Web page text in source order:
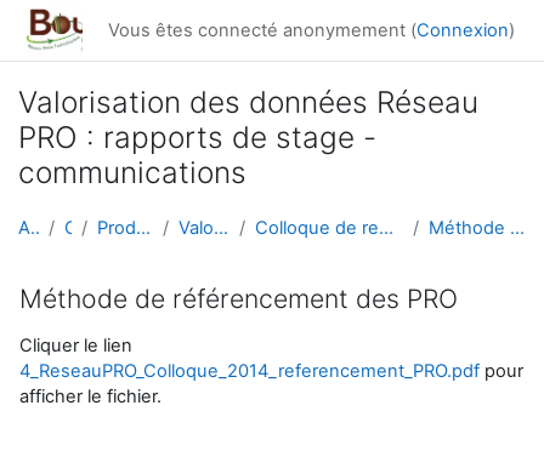
Passer au contenu principal
Vous êtes connecté anonymement (Connexion)
Valorisation des données Réseau
PRO : rapports de stage -
communications
Accueil Cours Productions du réseau Valorisation données Colloque de restitution du Réseau PRO, le 5 décemb... Méthode de référencement des PRO
Méthode de référencement des PRO
Conditions d’achèvement
Cliquer le lien
4_ReseauPRO_Colloque_2014_referencement_PRO.pdf pour
afficher le fichier.